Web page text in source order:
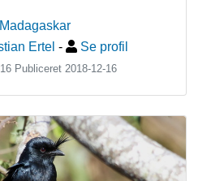
Madagaskar
Ertel - Se profil
Publiceret 2018-12-16